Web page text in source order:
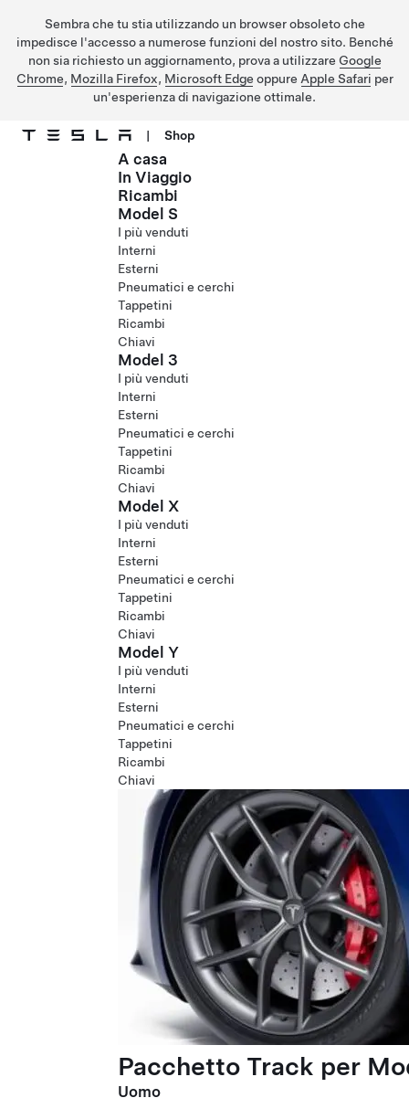
Sembra che tu stia utilizzando un browser obsoleto che
impedisce l'accesso a numerose funzioni del nostro sito. Benché
non sia richiesto un aggiornamento, prova a utilizzare Google
Chrome, Mozilla Firefox, Microsoft Edge oppure Apple Safari per
un'esperienza di navigazione ottimale.
Passa al contenuto principale
| Shop
A casa
In Viaggio
Ricambi
Model S
I più venduti
Interni
Esterni
Pneumatici e cerchi
Tappetini
Ricambi
Chiavi
Model 3
I più venduti
Interni
Esterni
Pneumatici e cerchi
Tappetini
Ricambi
Chiavi
Model X
I più venduti
Interni
Esterni
Pneumatici e cerchi
Tappetini
Ricambi
Chiavi
Model Y
I più venduti
Interni
Esterni
Pneumatici e cerchi
Tappetini
Ricambi
Chiavi
Pacchetto Track per
Uomo